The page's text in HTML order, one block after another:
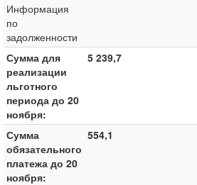
Информация
по
задолженности
Сумма для
реализации
льготного
периода до 20
ноября:
5 239,7
Сумма
обязательного
платежа до 20
ноября:
554,1